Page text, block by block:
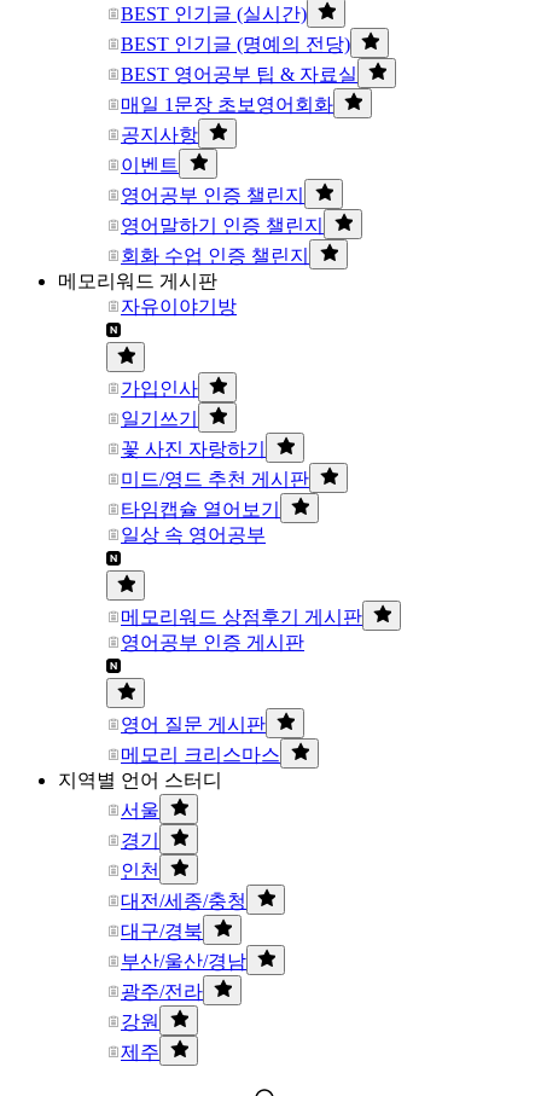
BEST 인기글 (실시간)
BEST 인기글 (명예의 전당)
BEST 영어공부 팁 & 자료실
매일 1문장 초보영어회화
공지사항
이벤트
영어공부 인증 챌린지
영어말하기 인증 챌린지
회화 수업 인증 챌린지
메모리워드 게시판
자유이야기방
가입인사
일기쓰기
꽃 사진 자랑하기
미드/영드 추천 게시판
타임캡슐 열어보기
일상 속 영어공부
메모리워드 상점후기 게시판
영어공부 인증 게시판
영어 질문 게시판
메모리 크리스마스
지역별 언어 스터디
서울
경기
인천
대전/세종/충청
대구/경북
부산/울산/경남
광주/전라
강원
제주